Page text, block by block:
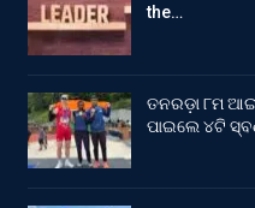
the…
ତନରଡ଼ା ୮ମ
ପାଇଲେ ୪ଟି